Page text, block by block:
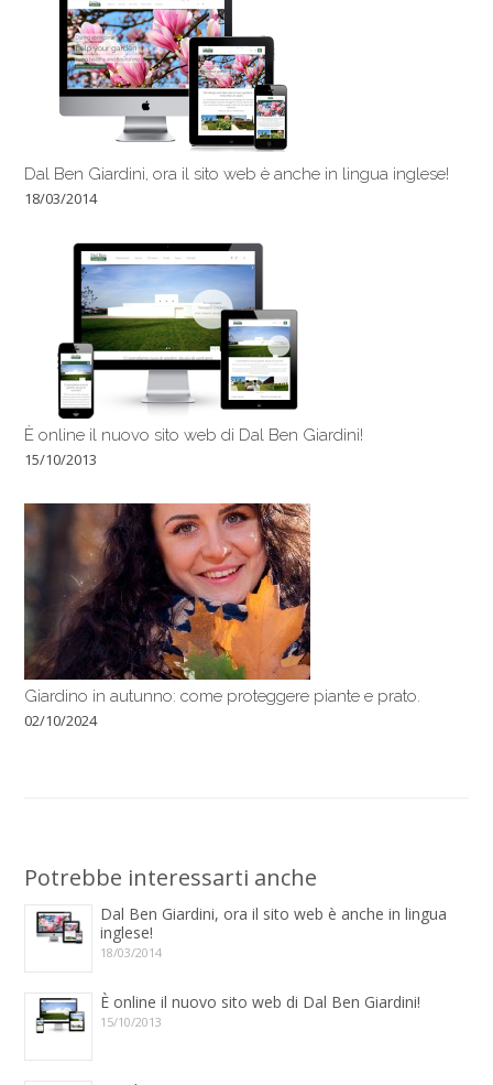
Dal Ben Giardini, ora il sito web è anche in lingua inglese!
18/03/2014
È online il nuovo sito web di Dal Ben Giardini!
15/10/2013
Giardino in autunno: come proteggere piante e prato.
02/10/2024
Potrebbe interessarti anche
Dal Ben Giardini, ora il sito web è anche in lingua
inglese!
18/03/2014
È online il nuovo sito web di Dal Ben Giardini!
15/10/2013